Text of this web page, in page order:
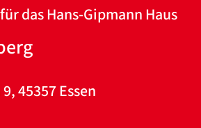
das Hans-Gipmann Haus
45357 Essen
Datenschutzerklärung
/